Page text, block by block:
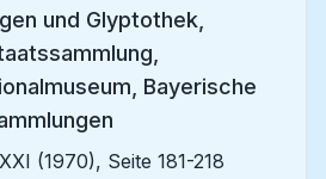
und Glyptothek,
Bayerische
(1970), Seite 181-218